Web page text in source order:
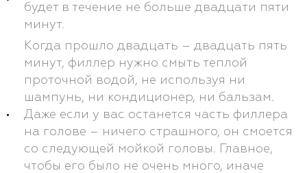
будет в течение не больше двадцати пяти
минут.
Когда прошло двадцать – двадцать пять
минут, филлер нужно смыть теплой
проточной водой, не используя ни
шампунь, ни кондиционер, ни бальзам.
Даже если у вас останется часть филлера
на голове – ничего страшного, он смоется
со следующей мойкой головы. Главное,
чтобы его было не очень много, иначе